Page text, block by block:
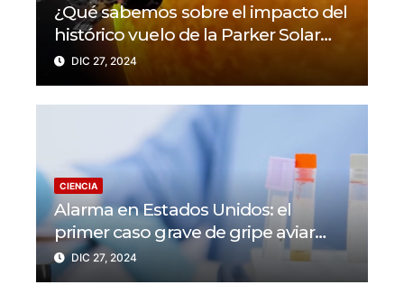
¿Qué sabemos sobre el impacto del
histórico vuelo de la Parker Solar
Probe?
DIC 27, 2024
CIENCIA
Alarma en Estados Unidos: el
primer caso grave de gripe aviar
muestra una peligrosa mutación
DIC 27, 2024